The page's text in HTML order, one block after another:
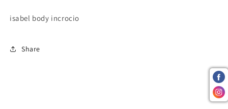
isabel body incrocio
Share